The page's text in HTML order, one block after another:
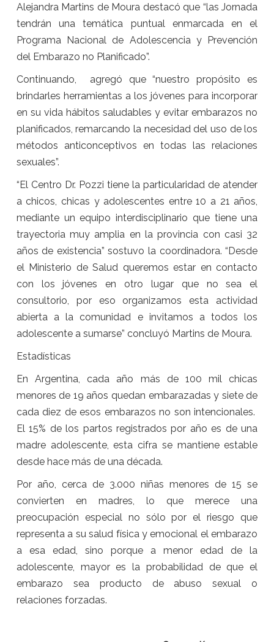
Alejandra Martins de Moura destacó que “las Jornada
tendrán una temática puntual enmarcada en el
Programa Nacional de Adolescencia y Prevención
del Embarazo no Planificado”.
Continuando, agregó que “nuestro propósito es
brindarles herramientas a los jóvenes para incorporar
en su vida hábitos saludables y evitar embarazos no
planificados, remarcando la necesidad del uso de los
métodos anticonceptivos en todas las relaciones
sexuales”.
“El Centro Dr. Pozzi tiene la particularidad de atender
a chicos, chicas y adolescentes entre 10 a 21 años,
mediante un equipo interdisciplinario que tiene una
trayectoria muy amplia en la provincia con casi 32
años de existencia” sostuvo la coordinadora. “Desde
el Ministerio de Salud queremos estar en contacto
con los jóvenes en otro lugar que no sea el
consultorio, por eso organizamos esta actividad
abierta a la comunidad e invitamos a todos los
adolescente a sumarse” concluyó Martins de Moura.
Estadísticas
En Argentina, cada año más de 100 mil chicas
menores de 19 años quedan embarazadas y siete de
cada diez de esos embarazos no son intencionales.
El 15% de los partos registrados por año es de una
madre adolescente, esta cifra se mantiene estable
desde hace más de una década.
Por año, cerca de 3.000 niñas menores de 15 se
convierten en madres, lo que merece una
preocupación especial no sólo por el riesgo que
representa a su salud física y emocional el embarazo
a esa edad, sino porque a menor edad de la
adolescente, mayor es la probabilidad de que el
embarazo sea producto de abuso sexual o
relaciones forzadas.